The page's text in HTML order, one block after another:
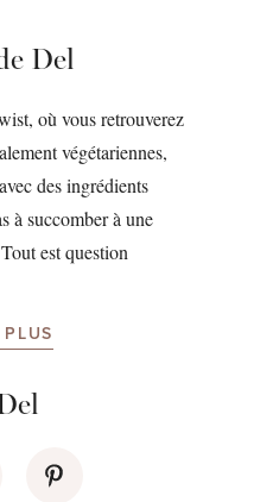
Del
où vous retrouverez
végétariennes,
des ingrédients
à succomber à une
est question